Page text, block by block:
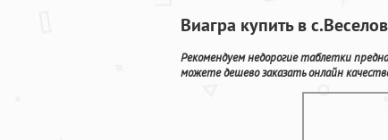
Виагра купить в
Рекомендуем недорогие таблетки
можете дешево заказать онлайн